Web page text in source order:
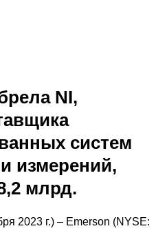
NI,
систем
измерений,
млрд.
2023 г.) – Emerson (NYSE: